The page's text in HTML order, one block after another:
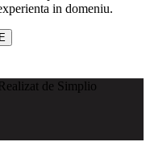
in domeniu.
de Simplio